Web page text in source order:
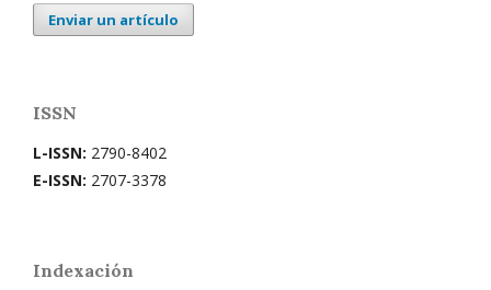
Enviar un artículo
ISSN
L-ISSN: 2790-8402
E-ISSN: 2707-3378
Indexación